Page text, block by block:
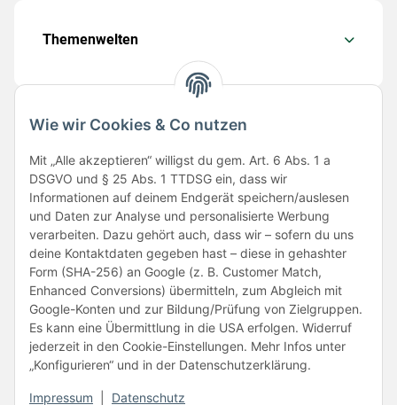
Wie wir Cookies & Co nutzen
Mit „Alle akzeptieren“ willigst du gem. Art. 6 Abs. 1 a
DSGVO und § 25 Abs. 1 TTDSG ein, dass wir
Informationen auf deinem Endgerät speichern/auslesen
und Daten zur Analyse und personalisierte Werbung
verarbeiten. Dazu gehört auch, dass wir – sofern du uns
deine Kontaktdaten gegeben hast – diese in gehashter
Form (SHA-256) an Google (z. B. Customer Match,
Enhanced Conversions) übermitteln, zum Abgleich mit
Google-Konten und zur Bildung/Prüfung von Zielgruppen.
Es kann eine Übermittlung in die USA erfolgen. Widerruf
jederzeit in den Cookie-Einstellungen. Mehr Infos unter
„Konfigurieren“ und in der Datenschutzerklärung.
Impressum Datenschutz
Themenwelten
Folge uns
Unsere Partner